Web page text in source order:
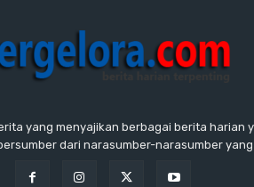
yang menyajikan berbagai berita harian
dari narasumber-narasumber